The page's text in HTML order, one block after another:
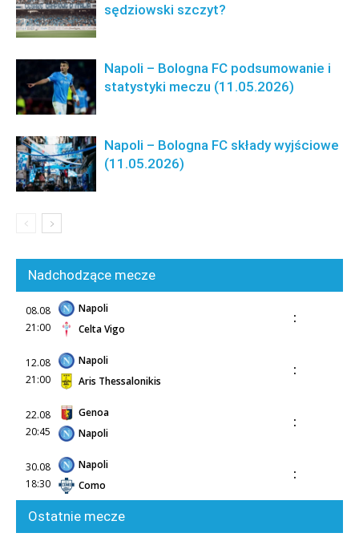
sędziowski szczyt?
Napoli – Bologna FC podsumowanie i
statystyki meczu (11.05.2026)
Napoli – Bologna FC składy wyjściowe
(11.05.2026)
Nadchodzące mecze
08.08
21:00
Napoli
Celta Vigo
:
12.08
21:00
Napoli
Aris Thessalonikis
:
22.08
20:45
Genoa
Napoli
:
30.08
18:30
Napoli
Como
:
Ostatnie mecze